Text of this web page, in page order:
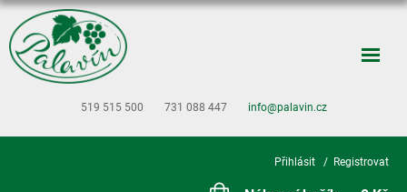
519 515 500 731 088 447 info@palavin.cz
Přihlásit Registrovat